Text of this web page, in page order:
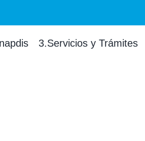
3.Servicios y Trámites